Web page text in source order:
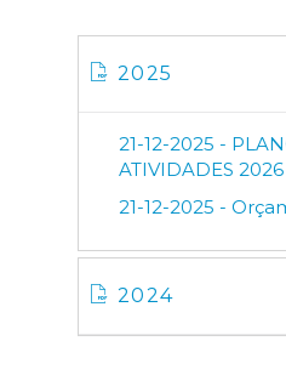
2025
21-12-2025 -
ATIVIDADES 2026
21-12-2025 -
2024